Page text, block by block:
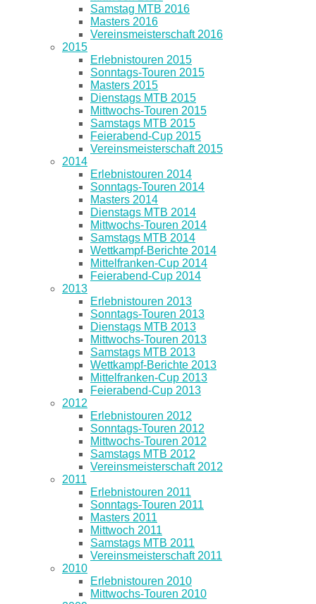
Samstag MTB 2016
Masters 2016
Vereinsmeisterschaft 2016
2015
Erlebnistouren 2015
Sonntags-Touren 2015
Masters 2015
Dienstags MTB 2015
Mittwochs-Touren 2015
Samstags MTB 2015
Feierabend-Cup 2015
Vereinsmeisterschaft 2015
2014
Erlebnistouren 2014
Sonntags-Touren 2014
Masters 2014
Dienstags MTB 2014
Mittwochs-Touren 2014
Samstags MTB 2014
Wettkampf-Berichte 2014
Mittelfranken-Cup 2014
Feierabend-Cup 2014
2013
Erlebnistouren 2013
Sonntags-Touren 2013
Dienstags MTB 2013
Mittwochs-Touren 2013
Samstags MTB 2013
Wettkampf-Berichte 2013
Mittelfranken-Cup 2013
Feierabend-Cup 2013
2012
Erlebnistouren 2012
Sonntags-Touren 2012
Mittwochs-Touren 2012
Samstags MTB 2012
Vereinsmeisterschaft 2012
2011
Erlebnistouren 2011
Sonntags-Touren 2011
Masters 2011
Mittwoch 2011
Samstags MTB 2011
Vereinsmeisterschaft 2011
2010
Erlebnistouren 2010
Mittwochs-Touren 2010